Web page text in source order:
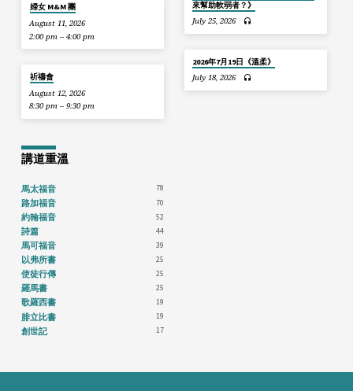
婦女 M&M 團
August 11, 2026
2:00 pm – 4:00 pm
祈禱會
August 12, 2026
8:30 pm – 9:30 pm
來幫助軟弱者？》
July 25, 2026
2026年7月19日《溫柔》
July 18, 2026
講道重溫
馬太福音 78
路加福音 70
約翰福音 52
詩篇 44
馬可福音 39
以弗所書 25
使徒行傳 25
羅馬書 25
歌羅西書 19
腓立比書 19
創世記 17